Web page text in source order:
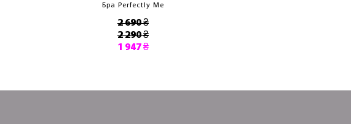
Бра Perfectly Me
2 690 ₴
2 290 ₴
1 947 ₴